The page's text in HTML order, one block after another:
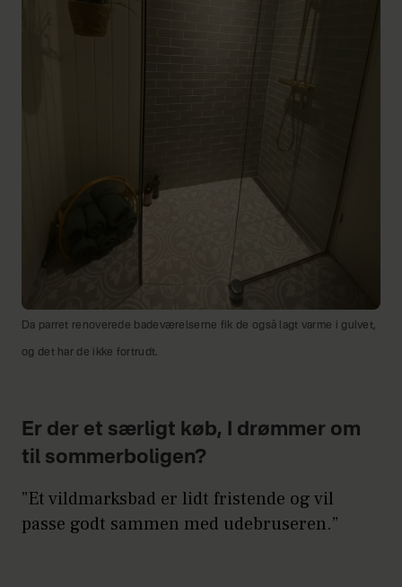
Da parret renoverede badeværelserne fik de også lagt varme i gulvet,
og det har de ikke fortrudt.
Er der et særligt køb, I drømmer om
til sommerboligen?
”Et vildmarksbad er lidt fristende og vil
passe godt sammen med udebruseren.”